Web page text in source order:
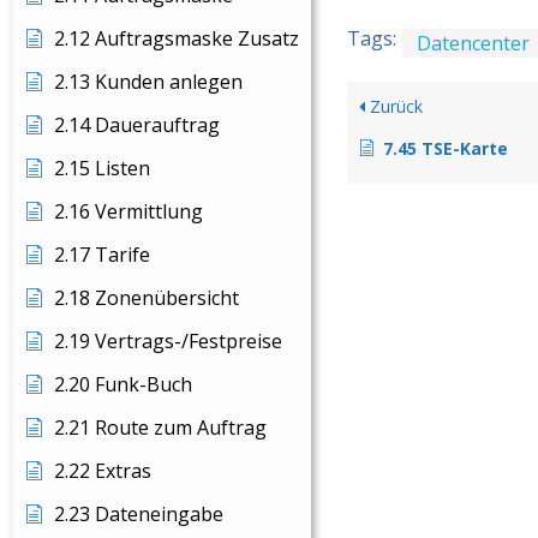
2.12 Auftragsmaske Zusatz
2.13 Kunden anlegen
2.14 Dauerauftrag
2.15 Listen
2.16 Vermittlung
2.17 Tarife
2.18 Zonenübersicht
2.19 Vertrags-/Festpreise
2.20 Funk-Buch
2.21 Route zum Auftrag
2.22 Extras
2.23 Dateneingabe
Tags: Datencenter
Zurück
7.45 TSE-Karte